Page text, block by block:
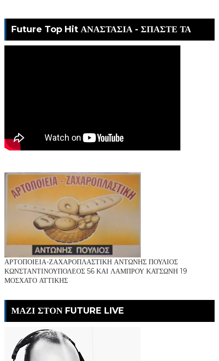
Future Top Hit ΑΝΑΣΤΑΣΙΑ - ΣΠΑΣΤΕ ΤΑ
ΑΡΤΟΠΟΙΕΙΑ-ΖΑΧΑΡΟΠΛΑΣΤΙΚΗ ΑΝΤΩΝΗΣ ΠΟΥΛΙΟΣ
ΚΩΝΣΤΑΝΤΙΝΟΥΠΟΛΕΟΣ 56 ΚΑΙ ΛΑΜΠΡΟΥ ΚΑΤΣΩΝΗ 19
ΜΟΣΧΑΤΟ ΑΤΤΙΚΗΣ
ΜΑΖΙ ΣΤΟΝ FUTURE LIVE